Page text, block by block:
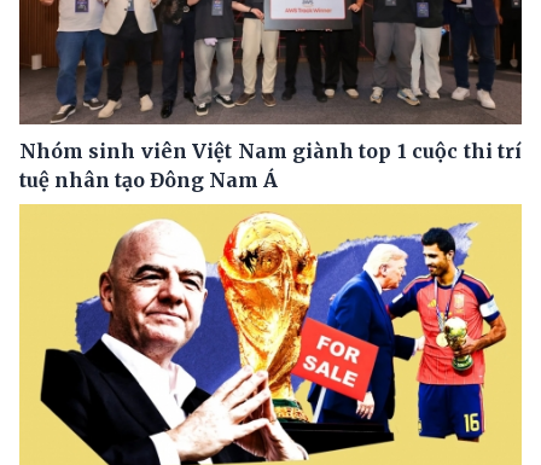
Nhóm sinh viên Việt Nam giành top 1 cuộc thi trí
tuệ nhân tạo Đông Nam Á